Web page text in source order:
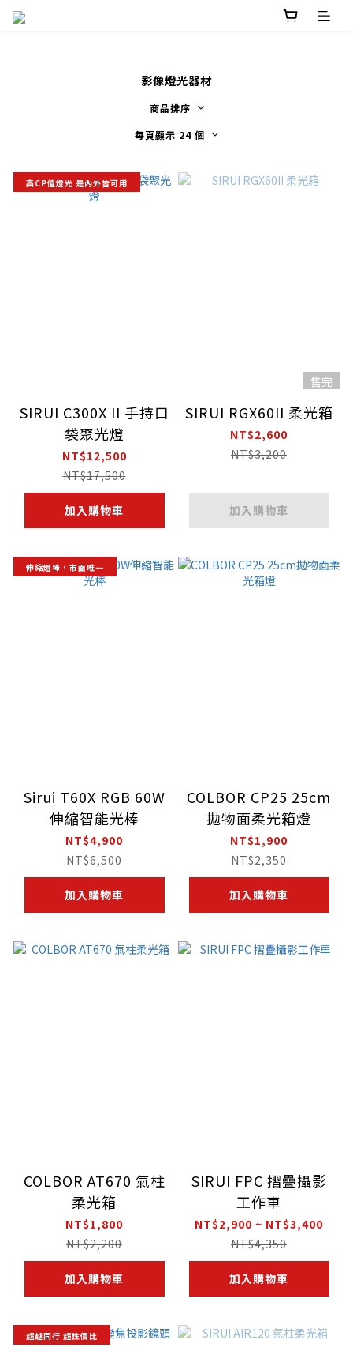
影像燈光器材
商品排序
每頁顯示 24 個
高CP值燈光 是內外皆可用
SIRUI C300X II 手持口
袋聚光燈
NT$12,500
NT$17,500
加入購物車
售完
SIRUI RGX60II 柔光箱
NT$2,600
NT$3,200
加入購物車
伸縮燈棒，市面唯一
Sirui T60X RGB 60W
伸縮智能光棒
NT$4,900
NT$6,500
加入購物車
COLBOR CP25 25cm
拋物面柔光箱燈
NT$1,900
NT$2,350
加入購物車
COLBOR AT670 氣柱
柔光箱
NT$1,800
NT$2,200
加入購物車
SIRUI FPC 摺疊攝影
工作車
NT$2,900 ~ NT$3,400
NT$4,350
加入購物車
超越同行 超性價比